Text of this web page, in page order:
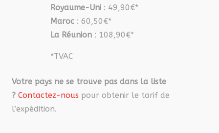
Royaume-Uni : 49,90€*
Maroc : 60,50€*
La Réunion : 108,90€*
*TVAC
Votre pays ne se trouve pas dans la liste
? Contactez-nous pour obtenir le tarif de
l’expédition.